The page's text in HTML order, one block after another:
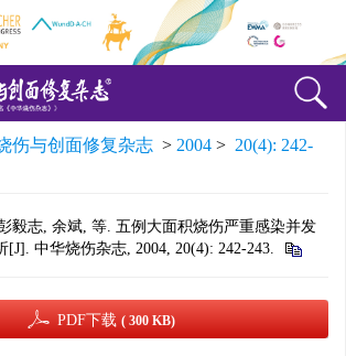
伤与创面修复杂志 > 2004 > 20(4): 242-
毅志, 余斌, 等. 五例大面积烧伤严重感染并发
中华烧伤杂志, 2004, 20(4): 242-243.
PDF下载 ( 300 KB)